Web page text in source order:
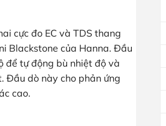
cực đo EC và TDS thang
Blackstone của Hanna. Đầu
để tự động bù nhiệt độ và
Đầu dò này cho phản ứng
cao.